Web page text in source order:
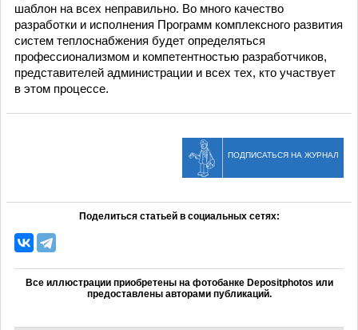
шаблон на всех неправильно. Во много качество
разработки и исполнения Программ комплексного развития
систем теплоснабжения будет определяться
профессионализмом и компетентностью разработчиков,
представителей администрации и всех тех, кто участвует
в этом процессе.
ПОДПИСАТЬСЯ НА ЖУРНАЛ
Поделиться статьей в социальных сетях:
Все иллюстрации приобретены на фотобанке Depositphotos или
предоставлены авторами публикаций.